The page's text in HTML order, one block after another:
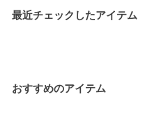
最近チェックしたアイテム
おすすめのアイテム